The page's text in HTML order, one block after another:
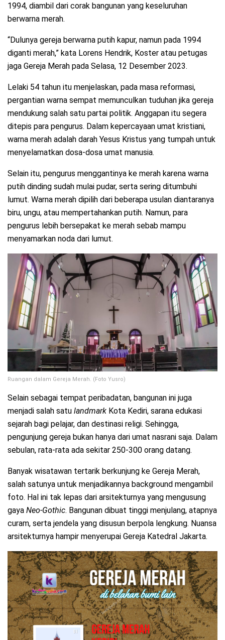
1994, diambil dari corak bangunan yang keseluruhan
berwarna merah.
“Dulunya gereja berwarna putih kapur, namun pada 1994
diganti merah,” kata Lorens Hendrik, Koster atau petugas
jaga Gereja Merah pada Selasa, 12 Desember 2023.
Lelaki 54 tahun itu menjelaskan, pada masa reformasi,
pergantian warna sempat memunculkan tuduhan jika gereja
mendukung salah satu partai politik. Anggapan itu segera
ditepis para pengurus. Dalam kepercayaan umat kristiani,
warna merah adalah darah Yesus Kristus yang tumpah untuk
menyelamatkan dosa-dosa umat manusia.
Selain itu, pengurus menggantinya ke merah karena warna
putih dinding sudah mulai pudar, serta sering ditumbuhi
lumut. Warna merah dipilih dari beberapa usulan diantaranya
biru, ungu, atau mempertahankan putih. Namun, para
pengurus lebih bersepakat ke merah sebab mampu
menyamarkan noda dari lumut.
Ruangan dalam Gereja Merah. (Foto Yusro)
Selain sebagai tempat peribadatan, bangunan ini juga
menjadi salah satu landmark Kota Kediri, sarana edukasi
sejarah bagi pelajar, dan destinasi religi. Sehingga,
pengunjung gereja bukan hanya dari umat nasrani saja. Dalam
sebulan, rata-rata ada sekitar 250-300 orang datang.
Banyak wisatawan tertarik berkunjung ke Gereja Merah,
salah satunya untuk menjadikannya background mengambil
foto. Hal ini tak lepas dari arsitekturnya yang mengusung
gaya Neo-Gothic. Bangunan dibuat tinggi menjulang, atapnya
curam, serta jendela yang disusun berpola lengkung. Nuansa
arsitekturnya hampir menyerupai Gereja Katedral Jakarta.